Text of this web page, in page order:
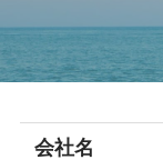
会社名